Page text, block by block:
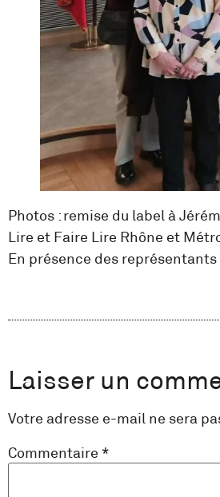
Photos : remise du label à
Lire et Faire Lire Rhône et
En présence des
Laisser un
Votre adresse e-mail ne sera
Commentaire *